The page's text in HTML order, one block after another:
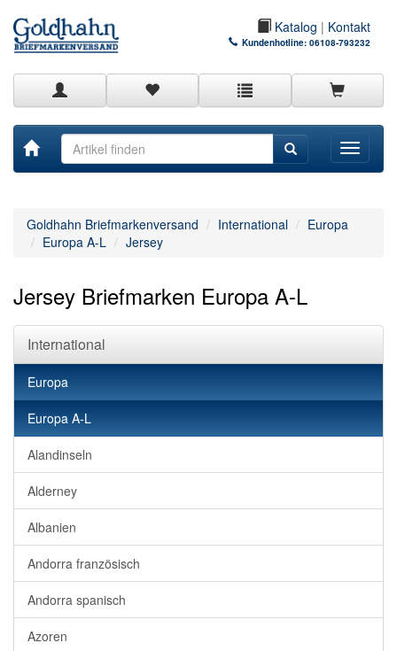
Katalog | Kontakt
Kundenhotline: 06108-793232
Toggle
Goldhahn Briefmarkenversand International
Europa
Europa A-L
Jersey
Jersey Briefmarken Europa A-L
International
Europa
Europa A-L
Alandinseln
Alderney
Albanien
Andorra französisch
Andorra spanisch
Azoren